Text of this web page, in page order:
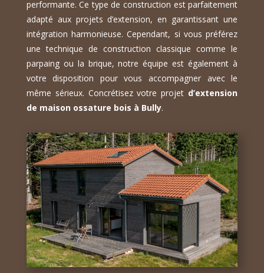
performante. Ce type de construction est parfaitement
adapté aux projets d’extension, en garantissant une
intégration harmonieuse. Cependant, si vous préférez
une technique de construction classique comme le
parpaing ou la brique, notre équipe est également à
votre disposition pour vous accompagner avec le
même sérieux. Concrétisez votre projet d’extension
de maison ossature bois à Bully.